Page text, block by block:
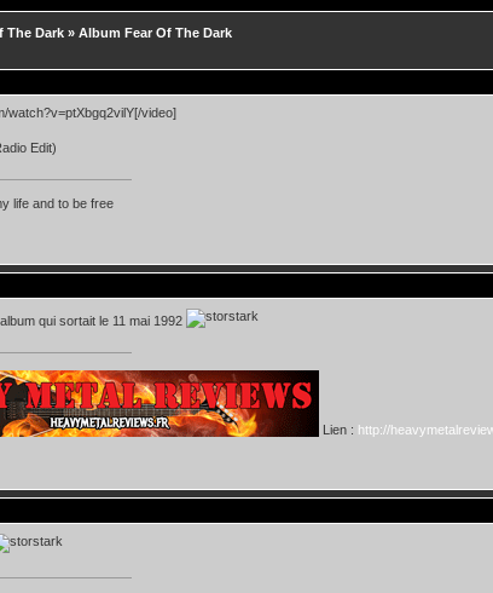
The Dark » Album Fear Of The Dark
watch?v=ptXbgq2vilY[/video]
Edit)
life and to be free
qui sortait le 11 mai 1992
Lien : http://